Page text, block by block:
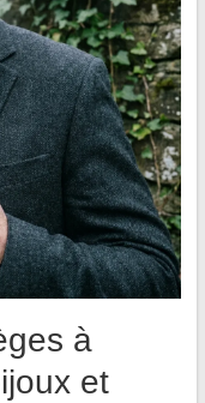
à
et